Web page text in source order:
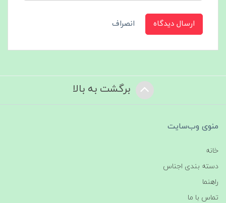
ارسال دیدگاه انصراف
برگشت به بالا
منوی وب‌سایت
خانه
دسته بندی اجناس
راهنما
تماس با ما